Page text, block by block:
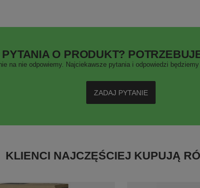
O PRODUKT?
na nie odpowiemy. Najciekawsze pytania i odpowiedzi
ZADAJ PYTANIE
KLIENCI NAJCZĘŚCIEJ KUPUJĄ